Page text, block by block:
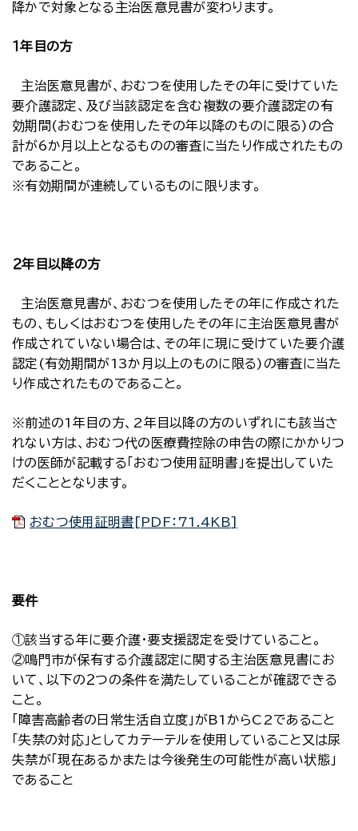
降かで対象となる主治医意見書が変わります。
１年目の方
主治医意見書が、おむつを使用したその年に受けていた
要介護認定、及び当該認定を含む複数の要介護認定の有
効期間(おむつを使用したその年以降のものに限る)の合
計が6か月以上となるものの審査に当たり作成されたもの
であること。
※有効期間が連続しているものに限ります。
２年目以降の方
主治医意見書が、おむつを使用したその年に作成された
もの、もしくはおむつを使用したその年に主治医意見書が
作成されていない場合は、その年に現に受けていた要介護
認定(有効期間が13か月以上のものに限る)の審査に当た
り作成されたものであること。
※前述の1年目の方、2年目以降の方のいずれにも該当さ
れない方は、おむつ代の医療費控除の申告の際にかかりつ
けの医師が記載する「おむつ使用証明書」を提出していた
だくこととなります。
おむつ使用証明書[PDF：71.4KB]
要件
①該当する年に要介護・要支援認定を受けていること。
②鳴門市が保有する介護認定に関する主治医意見書にお
いて、以下の２つの条件を満たしていることが確認できる
こと。
「障害高齢者の日常生活自立度」がB1からC2であること
「失禁の対応」としてカテーテルを使用していること又は尿
失禁が「現在あるかまたは今後発生の可能性が高い状態」
であること